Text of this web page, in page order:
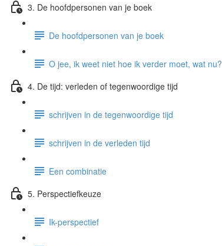
3. De hoofdpersonen van je boek
De hoofdpersonen van je boek
O jee, ik weet niet hoe ik verder moet, wat nu?
4. De tijd: verleden of tegenwoordige tijd
schrijven in de tegenwoordige tijd
schrijven in de verleden tijd
Een combinatie
5. Perspectiefkeuze
Ik-perspectief